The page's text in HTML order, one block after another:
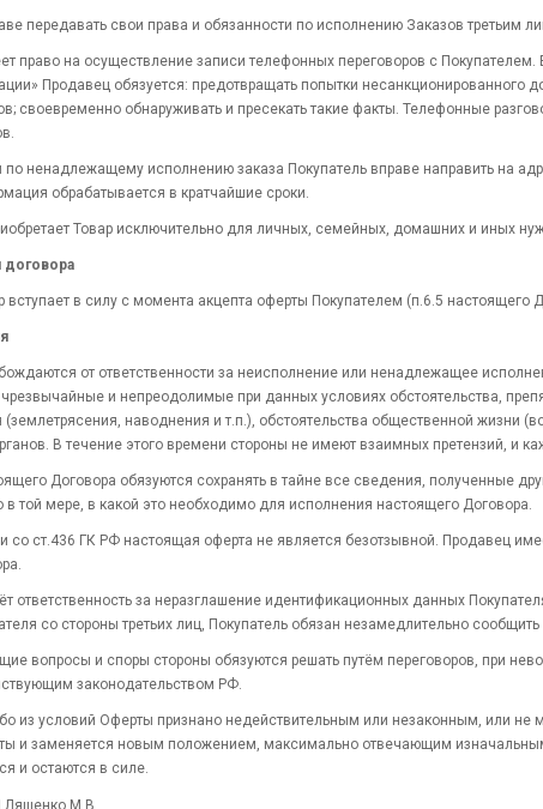
передавать свои права и обязанности по исполнению Заказов третьим
право на осуществление записи телефонных переговоров с
Продавец обязуется: предотвращать попытки
своевременно обнаруживать и пресекать такие факты. Телефонные
по ненадлежащему исполнению заказа Покупатель вправе направить на
обрабатывается в кратчайшие сроки.
Товар исключительно для личных, семейных, домашних и иных
договора
вступает в силу с момента акцепта оферты Покупателем (п.6.5 настоящего
от ответственности за неисполнение или ненадлежащее
и непреодолимые при данных условиях обстоятельства,
(землетрясения, наводнения и т.п.), обстоятельства общественной
В течение этого времени стороны не имеют взаимных претензий, и
Договора обязуются сохранять в тайне все сведения, полученные
в той мере, в какой это необходимо для исполнения настоящего Договора.
со ст.436 ГК РФ настоящая оферта не является безотзывной. Продавец
ответственность за неразглашение идентификационных данных
со стороны третьих лиц, Покупатель обязан незамедлительно
вопросы и споры стороны обязуются решать путём переговоров, при
законодательством РФ.
из условий Оферты признано недействительным или незаконным, или
и заменяется новым положением, максимально отвечающим
и остаются в силе.
Ляшенко М.В.